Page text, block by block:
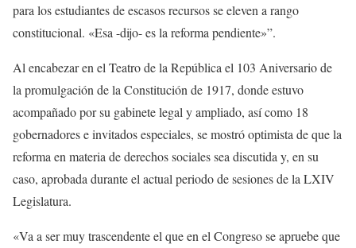
para los estudiantes de escasos recursos se eleven a rango
constitucional. «Esa -dijo- es la reforma pendiente»”.
Al encabezar en el Teatro de la República el 103 Aniversario de
la promulgación de la Constitución de 1917, donde estuvo
acompañado por su gabinete legal y ampliado, así como 18
gobernadores e invitados especiales, se mostró optimista de que la
reforma en materia de derechos sociales sea discutida y, en su
caso, aprobada durante el actual periodo de sesiones de la LXIV
Legislatura.
«Va a ser muy trascendente el que en el Congreso se apruebe que